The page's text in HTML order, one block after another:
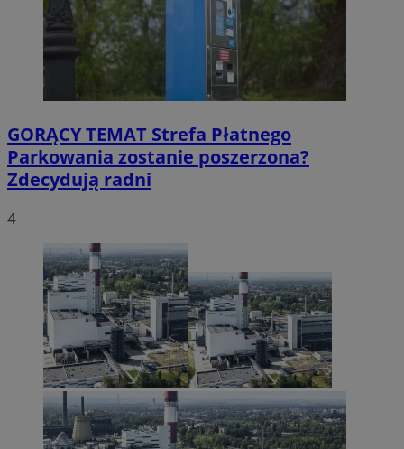
GORĄCY TEMAT Strefa Płatnego
Parkowania zostanie poszerzona?
Zdecydują radni
4